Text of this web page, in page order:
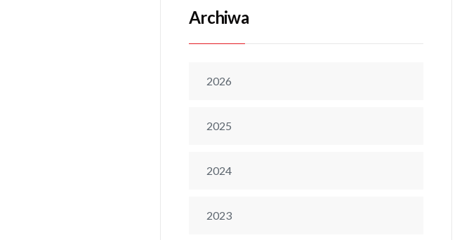
Archiwa
2026
2025
2024
2023